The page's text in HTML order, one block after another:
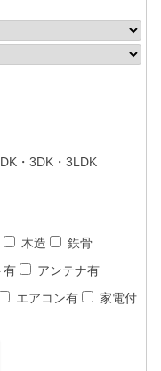
・3DK・3LDK
木造
鉄骨
有
アンテナ有
エアコン有
家電付